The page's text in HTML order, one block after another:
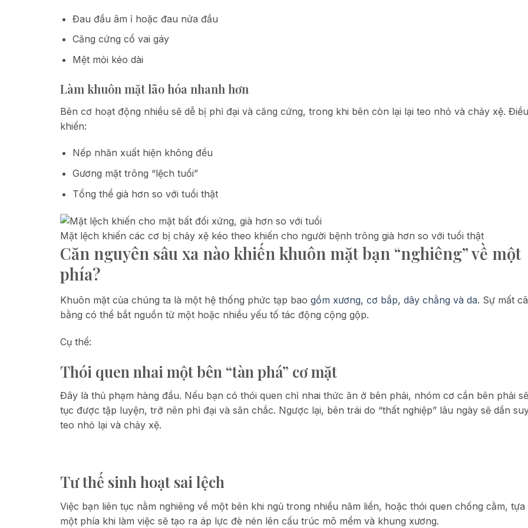
Đau đầu âm ỉ hoặc đau nửa đầu
Căng cứng cổ vai gáy
Mệt mỏi kéo dài
Làm khuôn mặt lão hóa nhanh hơn
Bên cơ hoạt động nhiều sẽ dễ bị phì đại và căng cứng, trong khi bên còn lại lại teo nhỏ và chảy xệ.
khiến:
Nếp nhăn xuất hiện không đều
Gương mặt trông “lệch tuổi”
Tổng thể già hơn so với tuổi thật
Mặt lệch khiến các cơ bị chảy xệ kéo theo khiến cho người bệnh trông già hơn so với tuổi thật
Căn nguyên sâu xa nào khiến khuôn mặt bạn “nghiêng” về một
phía?
Khuôn mặt của chúng ta là một hệ thống phức tạp bao gồm xương, cơ bắp, dây chằng và da. Sự mất
bằng có thể bắt nguồn từ một hoặc nhiều yếu tố tác động cộng gộp.
Cụ thể:
Thói quen nhai một bên “tàn phá” cơ mặt
Đây là thủ phạm hàng đầu. Nếu bạn có thói quen chỉ nhai thức ăn ở bên phải, nhóm cơ cắn bên phải
tục được tập luyện, trở nên phì đại và săn chắc. Ngược lại, bên trái do “thất nghiệp” lâu ngày sẽ dần
teo nhỏ lại và chảy xệ.
Tư thế sinh hoạt sai lệch
Việc bạn liên tục nằm nghiêng về một bên khi ngủ trong nhiều năm liền, hoặc thói quen chống cằm, tựa
một phía khi làm việc sẽ tạo ra áp lực đè nén lên cấu trúc mô mềm và khung xương.